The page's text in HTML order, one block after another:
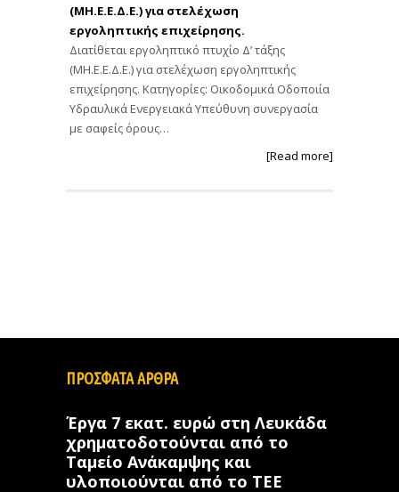
(ΜΗ.Ε.Ε.Δ.Ε.) για στελέχωση
εργοληπτικής επιχείρησης.
Διατίθεται εργοληπτικό πτυχίο Δ’ τάξης
(ΜΗ.Ε.Ε.Δ.Ε.) για στελέχωση εργοληπτικής
επιχείρησης. Κατηγορίες: Οικοδομικά Οδοποιία
Υδραυλικά Ενεργειακά Υπεύθυνη συνεργασία
με σαφείς όρους…
[Read more]
ΠΡΟΣΦΑΤΑ ΑΡΘΡΑ
Έργα 7 εκατ. ευρώ στη Λευκάδα
χρηματοδοτούνται από το
Ταμείο Ανάκαμψης και
υλοποιούνται από το ΤΕΕ